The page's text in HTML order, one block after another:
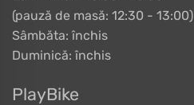
(pauză de masă: 12:30 - 13:00)
Sâmbăta: închis
Duminică: închis
PlayBike